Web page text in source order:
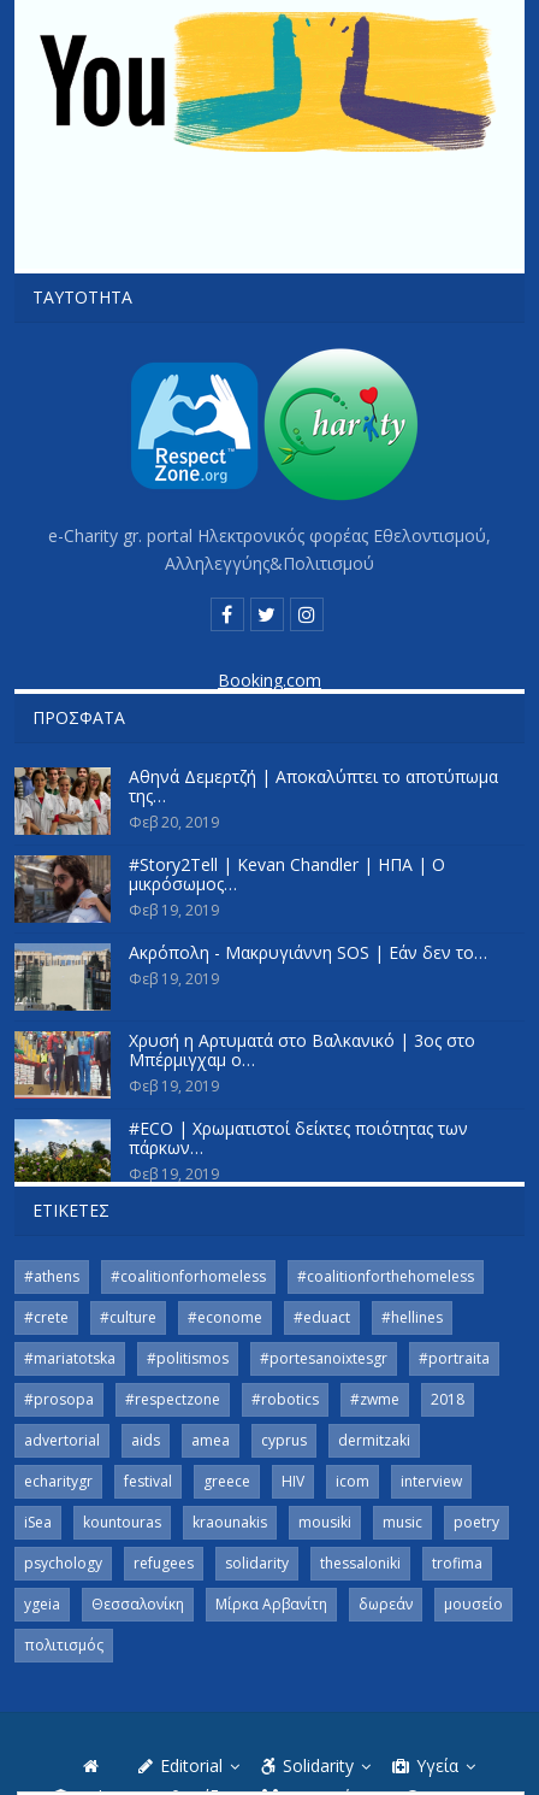
ΤΑΥΤΌΤΗΤΑ
e-Charity gr. portal Hλεκτρονικός φορέας Εθελοντισμού,
Αλληλεγγύης&Πολιτισμού
Booking.com
ΠΡΌΣΦΑΤΑ
Αθηνά Δεμερτζή | Αποκαλύπτει το αποτύπωμα
της…
Φεβ 20, 2019
#Story2Tell | Kevan Chandler | ΗΠΑ | Ο
μικρόσωμος…
Φεβ 19, 2019
Ακρόπολη - Μακρυγιάννη SOS | Εάν δεν το…
Φεβ 19, 2019
Χρυσή η Αρτυματά στο Βαλκανικό | 3ος στο
Μπέρμιγχαμ ο…
Φεβ 19, 2019
#ECO | Χρωματιστοί δείκτες ποιότητας των
πάρκων…
Φεβ 19, 2019
ΕΤΙΚΈΤΕΣ
#athens #coalitionforhomeless
#coalitionforthehomeless
#crete
#culture #econome #eduact
#hellines
#mariatotska
#politismos #portesanoixtesgr
#portraita
#prosopa
#respectzone #robotics #zwme
2018
advertorial
aids amea cyprus
dermitzaki
echaritygr
festival greece HIV icom
interview
iSea
kountouras kraounakis mousiki music
poetry
psychology
refugees solidarity thessaloniki
trofima
ygeia
Θεσσαλονίκη Μίρκα Αρβανίτη δωρεάν
μουσείο
πολιτισμός
Editorial Solidarity
Υγεία